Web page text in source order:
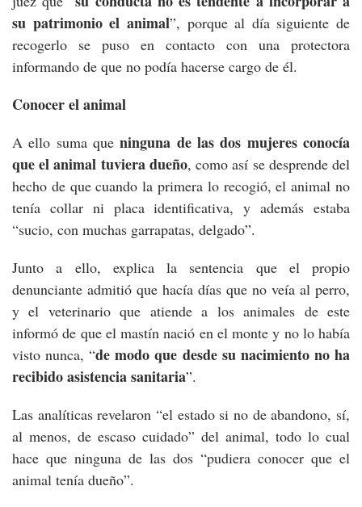
su patrimonio el animal”, porque al día siguiente de
recogerlo se puso en contacto con una protectora
informando de que no podía hacerse cargo de él.
Conocer el animal
A ello suma queninguna de las dos mujeres conocía
que el animal tuviera dueño, como así se desprende del
hecho de que cuando la primera lo recogió, el animal no
tenía collar ni placa identificativa, y además estaba
“sucio, con muchas garrapatas, delgado”.
Junto a ello, explica la sentencia que el propio
denunciante admitió que hacía días que no veía al perro,
y el veterinario que atiende a los animales de este
informó de que el mastín nació en el monte y no lo había
visto nunca, “de modo que desde su nacimiento no ha
recibido asistencia sanitaria”.
Las analíticas revelaron “el estado si no de abandono, sí,
al menos, de escaso cuidado” del animal, todo lo cual
hace que ninguna de las dos “pudiera conocer que el
animal tenía dueño”.